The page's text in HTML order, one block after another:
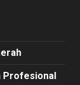
Profesional